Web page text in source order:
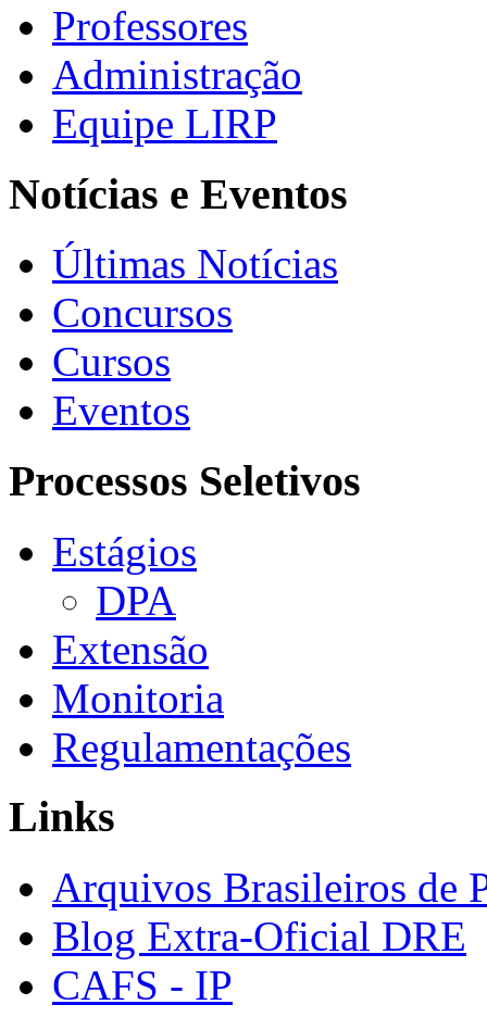
Professores
Administração
Equipe LIRP
Notícias e Eventos
Últimas Notícias
Concursos
Cursos
Eventos
Processos Seletivos
Estágios
DPA
Extensão
Monitoria
Regulamentações
Links
Arquivos Brasileiros de
Blog Extra-Oficial DRE
CAFS - IP